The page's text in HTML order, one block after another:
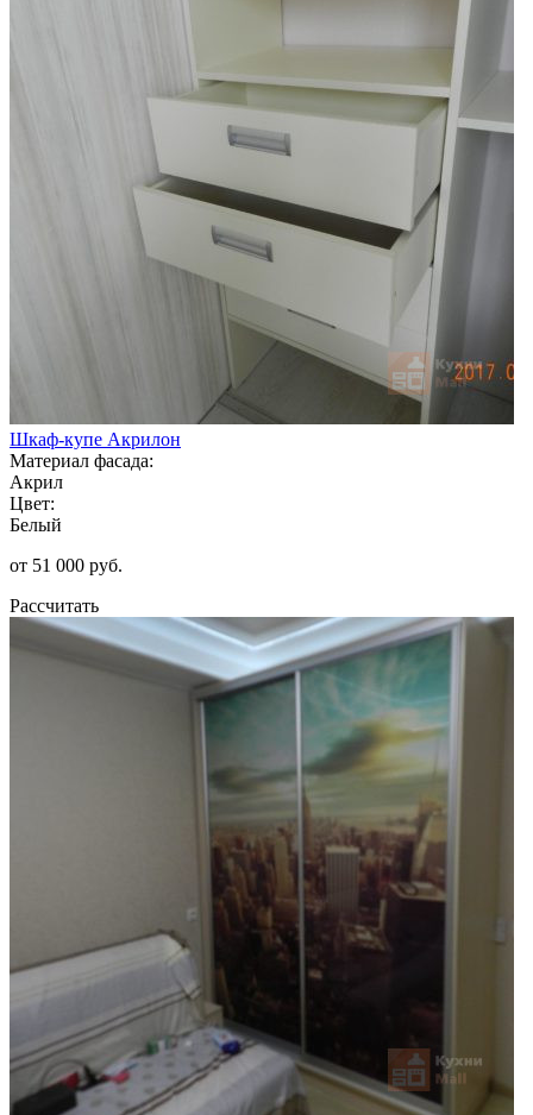
Шкаф-купе Акрилон
Материал фасада:
Акрил
Цвет:
Белый
от 51 000 руб.
Рассчитать